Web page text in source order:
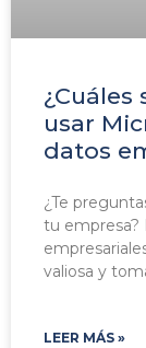
usar
datos
¿Te
tu empresa?
valiosa y
LEER MÁS »